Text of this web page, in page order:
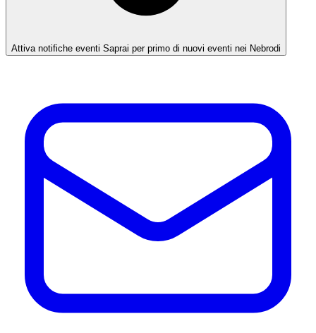
Attiva notifiche eventi Saprai per primo di nuovi eventi nei Nebrodi